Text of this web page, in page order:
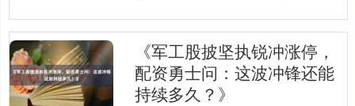
《军工股披坚执锐冲涨停，
配资勇士问：这波冲锋还能
持续多久？》